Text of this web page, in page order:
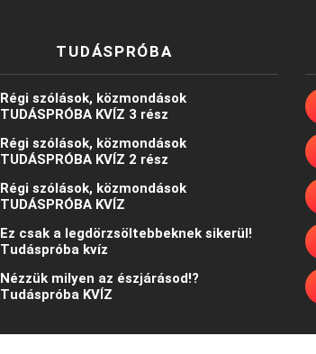
TUDÁSPRÓBA
Régi szólások, közmondások
TUDÁSPRÓBA KVÍZ 3 rész
Régi szólások, közmondások
TUDÁSPRÓBA KVÍZ 2 rész
Régi szólások, közmondások
TUDÁSPRÓBA KVÍZ
Ez csak a legdörzsöltebbeknek sikerül!
Tudáspróba kvíz
Nézzük milyen az észjárásod!?
Tudáspróba KVÍZ